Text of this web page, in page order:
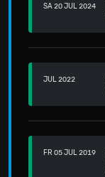
SA 20 JUL 2024
JUL 2022
FR 05 JUL 2019